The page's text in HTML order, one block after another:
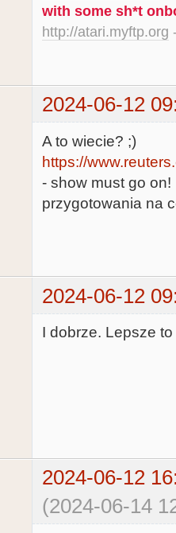
with some sh*t
http://atari.myftp.org
2024-06-12
A to wiecie? ;)
https://
- show must go on!
przygotowania na
2024-06-12
I dobrze. Lepsze
2024-06-12
(2024-06-14